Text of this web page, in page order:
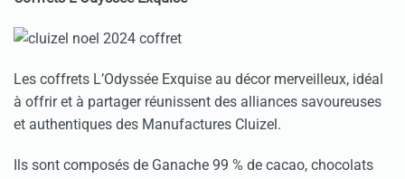
Les coffrets L’Odyssée Exquise au décor merveilleux, idéal
à offrir et à partager réunissent des alliances savoureuses
et authentiques des Manufactures Cluizel.
Ils sont composés de Ganache 99 % de cacao, chocolats